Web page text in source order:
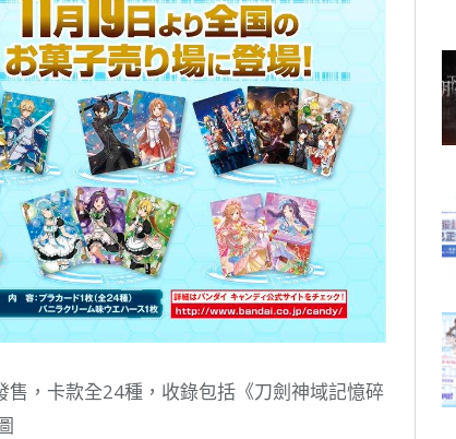
，卡款全24種，收錄包括《刀劍神域記憶碎